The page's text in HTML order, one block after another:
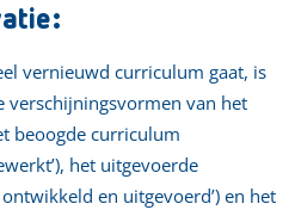
vernieuwd curriculum gaat, is
verschijningsvormen van het
beoogde curriculum
het uitgevoerde
en uitgevoerd’) en het